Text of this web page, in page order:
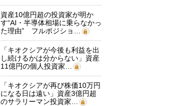
資産10億円超の投資家が明か
す“AI・半導体相場に乗らなかっ
た理由” フルポジショ…
「キオクシアが今後も利益を出
し続けるかは分からない」資産
11億円の個人投資家…
「キオクシアが再び株価10万円
になる日は遠い」資産3億円超
のサラリーマン投資家…